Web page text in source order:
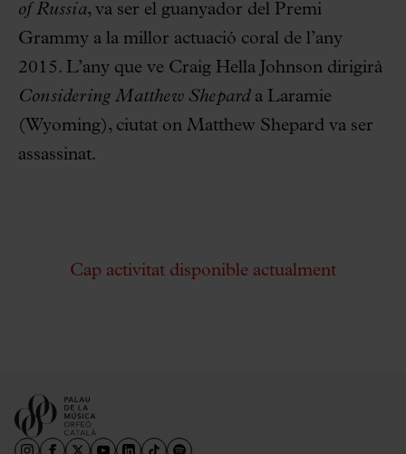
of Russia, va ser el guanyador del Premi
Grammy a la millor actuació coral de l’any
2015. L’any que ve Craig Hella Johnson dirigirà
Considering Matthew Sheparda Laramie
(Wyoming), ciutat on Matthew Shepard va ser
assassinat.
Cap activitat disponible actualment